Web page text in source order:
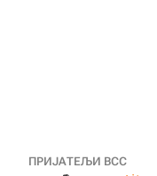
ПРИЈАТЕЉИ ВСС